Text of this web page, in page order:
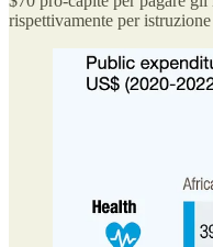
rispettivamente per istruzione